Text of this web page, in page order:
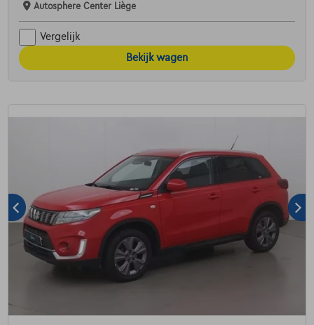
Autosphere Center Liège
Vergelijk
Bekijk wagen